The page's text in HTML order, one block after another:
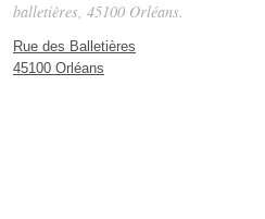
balletières, 45100 Orléans.
Rue des Balletières
45100 Orléans